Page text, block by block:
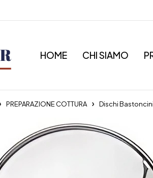
HOME CHI SIAMO
PREPARAZIONE COTTURA Dischi Bastoncini